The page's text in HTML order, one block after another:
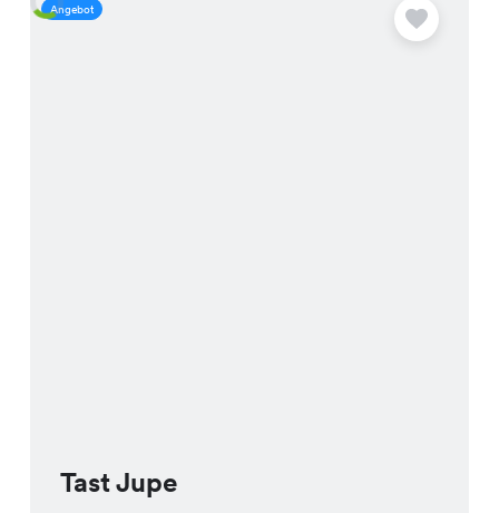
Angebot
Tast Jupe